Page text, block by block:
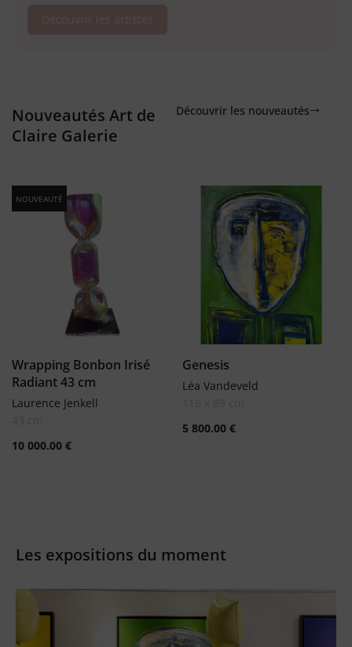
Nouveautés Art de
Claire Galerie
Découvrir les nouveautés
NOUVEAUTÉ
Wrapping Bonbon Irisé
Radiant 43 cm
Laurence Jenkell
10 000.00 €
Genesis
Léa Vandeveld
5 800.00 €
Les expositions du moment